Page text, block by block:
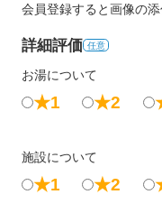
会員登録すると画像の
詳細評価 任意
お湯について
★1 ★2
施設について
★1 ★2